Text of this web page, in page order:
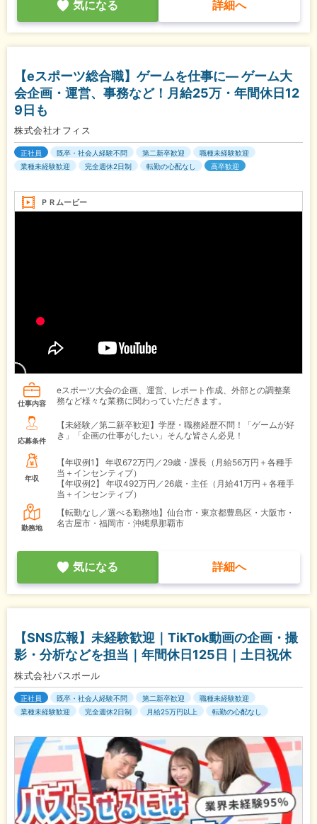
気になる 詳細へ
【eスポーツ総合職】ゲームを仕事に― ゲーム大
会企画・運営、事務など！月給25万・年間休日12
9日も
株式会社オフィス
正社員 既卒・社会人経験不問 第二新卒歓迎
職種未経験歓迎
業種未経験歓迎
完全週休2日制 転勤の心配なし 高卒歓迎
ＰＲムービー
仕事内容
eスポーツ大会の企画、運営、レポート作成、外部との調整業
務など様々な業務に関わっていただきます。
応募条件
【未経験／第二新卒歓迎】学歴・職務経歴不問！「ゲームが好
き」「企画の仕事がしたい」そんな皆さん必見！
年収
【年収例1】
年収672万円／29歳・課長（月給56万円＋各種手
当＋インセンティブ）
【年収例2】
年収492万円／26歳・主任（月給41万円＋各種手
当＋インセンティブ）
勤務地
【転勤なし／選べる勤務地】仙台市・東京都豊島区・大阪市・
名古屋市・福岡市・沖縄県那覇市
気になる 詳細へ
【SNS広報】未経験歓迎｜TikTok動画の企画・撮
影・分析などを担当｜年間休日125日｜土日祝休
株式会社パスポール
正社員 既卒・社会人経験不問 第二新卒歓迎
職種未経験歓迎
業種未経験歓迎
完全週休2日制 月給25万円以上 転勤の心配なし